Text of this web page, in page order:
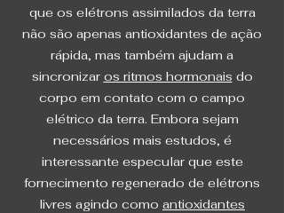
que os elétrons assimilados da terra
não são apenas antioxidantes de ação
rápida, mas também ajudam a
sincronizar os ritmos hormonais do
corpo em contato com o campo
elétrico da terra. Embora sejam
necessários mais estudos, é
interessante especular que este
fornecimento regenerado de elétrons
livres agindo como antioxidantes